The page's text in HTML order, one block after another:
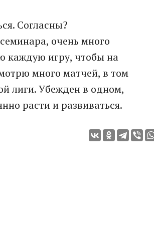
Согласны?
очень много
каждую игру, чтобы на
много матчей, в том
лиги. Убежден в одном,
расти и развиваться.